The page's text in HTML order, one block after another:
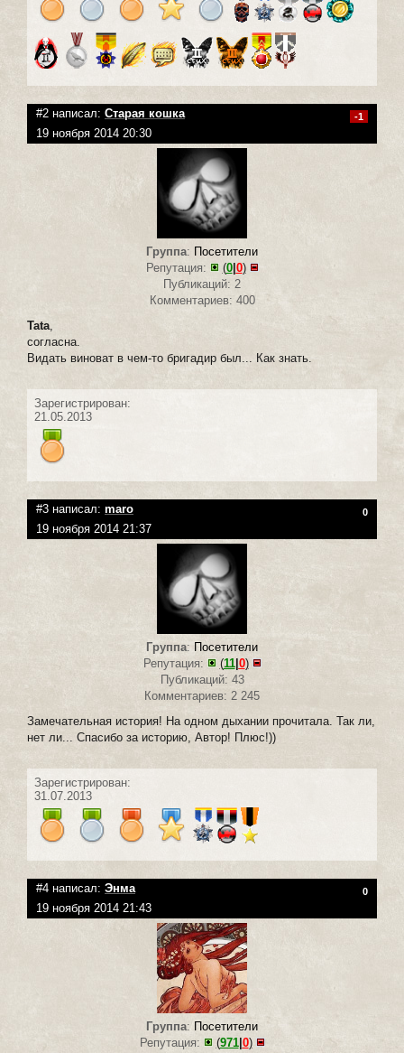
#2 написал: Старая кошка -1
19 ноября 2014 20:30
Группа: Посетители
Репутация:
(0| 0)
Публикаций: 2
Комментариев: 400
Tata,
согласна.
Видать виноват в чем-то бригадир был... Как знать.
Зарегистрирован:
21.05.2013
#3 написал: maro 0
19 ноября 2014 21:37
Группа: Посетители
Репутация:
(11| 0)
Публикаций: 43
Комментариев: 2 245
Замечательная история! На одном дыхании прочитала. Так ли,
нет ли... Спасибо за историю, Автор! Плюс!))
Зарегистрирован:
31.07.2013
#4 написал: Энма 0
19 ноября 2014 21:43
Группа: Посетители
Репутация:
(971| 0)